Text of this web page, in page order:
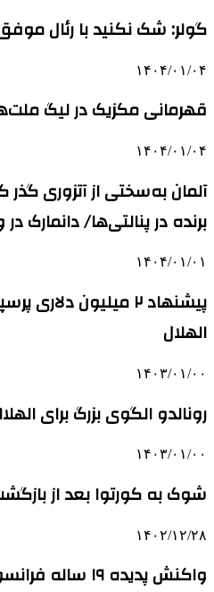
گولر: شک نکنید با رئال
۱۴۰۴/۰۱/۰۴
قهرمانی مکزیک در لیگ
۱۴۰۴/۰۱/۰۴
آلمان به‌سختی از آتزوری گذر
برنده در پنالتی‌ها/ دانمارک
۱۴۰۴/۰۱/۰۱
پیشنهاد ۲ میلیون
الهلال
۱۴۰۳/۰۱/۰۰
رونالدو الگوی بزرگ برای
۱۴۰۳/۰۱/۰۰
شوک به کورتوا بعد از
۱۴۰۲/۱۲/۲۸
واکنش پدیده ۱۹ ساله فرانسوی به حضور در تیم ملی